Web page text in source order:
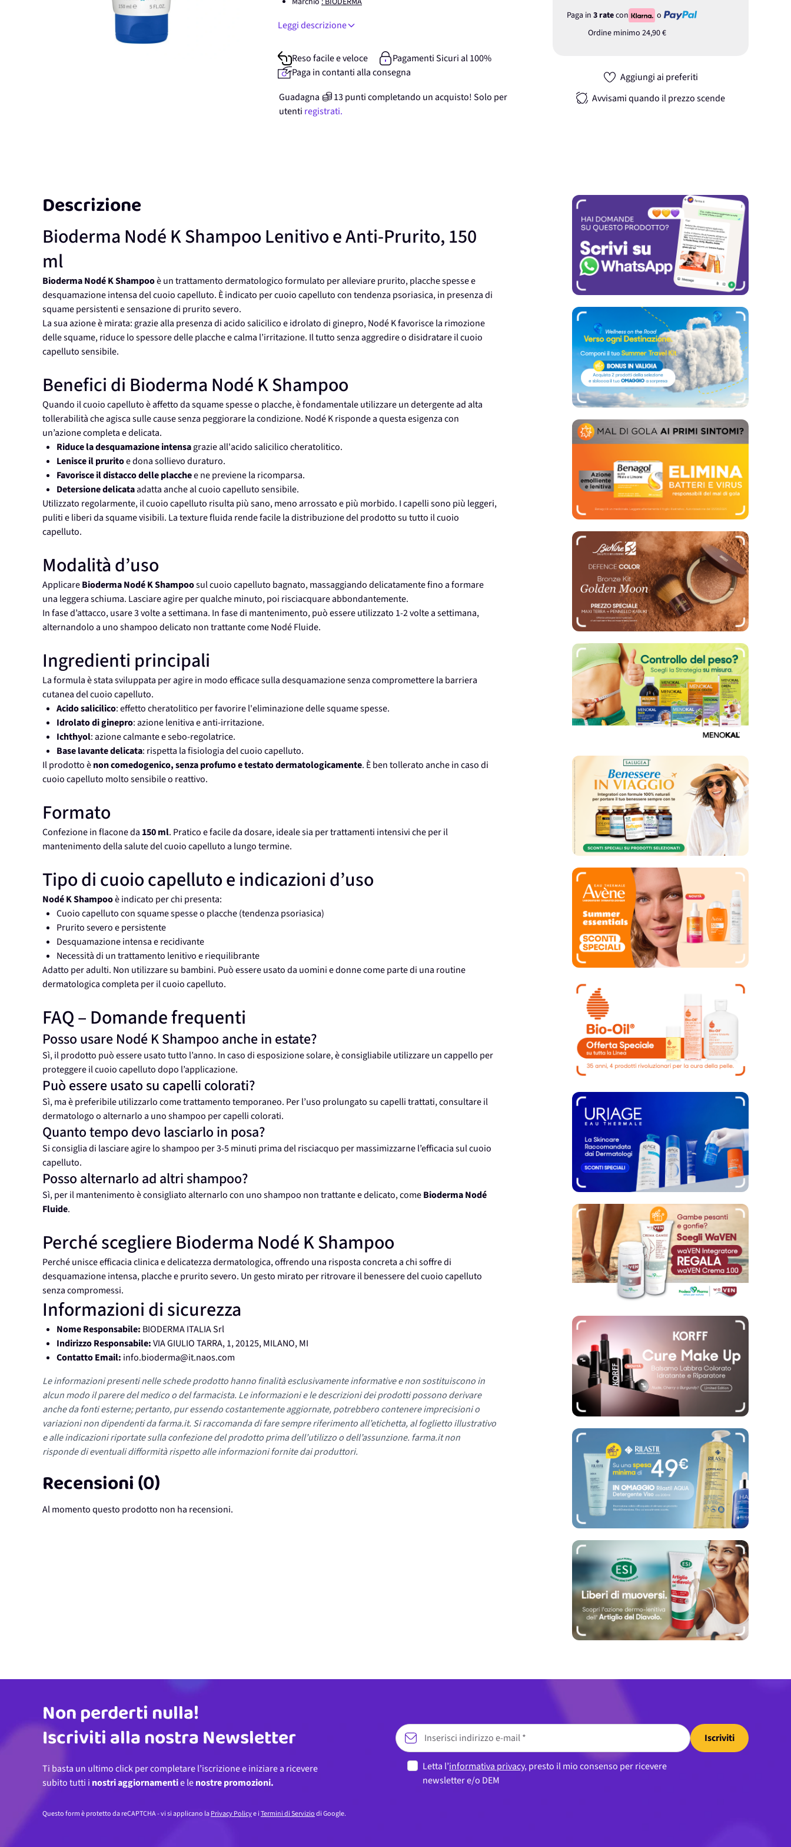
Paga in 3 ratecon
o
Ordine minimo 24,90 €
Aggiungi ai preferiti
Avvisami quando il prezzo scende
Leggi descrizione
Reso facile e veloce
Pagamenti Sicuri al 100%
Paga in contanti alla consegna
Guadagna
13punticompletando un acquisto! Solo per
utenti registrati.
Descrizione
Bioderma Nodé K Shampoo Lenitivo e Anti-Prurito, 150
ml
Bioderma Nodé K Shampooè un trattamento dermatologico formulato per alleviare prurito, placche spesse e
desquamazione intensa del cuoio capelluto. È indicato per cuoio capelluto con tendenza psoriasica, in presenza di
squame persistenti e sensazione di prurito severo.
La sua azione è mirata: grazie alla presenza di acido salicilico e idrolato di ginepro, Nodé K favorisce la rimozione
delle squame, riduce lo spessore delle placche e calma l’irritazione. Il tutto senza aggredire o disidratare il cuoio
capelluto sensibile.
Benefici di Bioderma Nodé K Shampoo
Quando il cuoio capelluto è affetto da squame spesse o placche, è fondamentale utilizzare un detergente ad alta
tollerabilità che agisca sulle cause senza peggiorare la condizione. Nodé K risponde a questa esigenza con
un’azione completa e delicata.
Riduce la desquamazione intensagrazie all'acido salicilico cheratolitico.
Lenisce il pruritoe dona sollievo duraturo.
Favorisce il distacco delle placchee ne previene la ricomparsa.
Detersione delicataadatta anche al cuoio capelluto sensibile.
Utilizzato regolarmente, il cuoio capelluto risulta più sano, meno arrossato e più morbido. I capelli sono più leggeri,
puliti e liberi da squame visibili. La texture fluida rende facile la distribuzione del prodotto su tutto il cuoio
capelluto.
Modalità d’uso
ApplicareBioderma Nodé K Shampoosul cuoio capelluto bagnato, massaggiando delicatamente fino a formare
una leggera schiuma. Lasciare agire per qualche minuto, poi risciacquare abbondantemente.
In fase d’attacco, usare 3 volte a settimana. In fase di mantenimento, può essere utilizzato 1-2 volte a settimana,
alternandolo a uno shampoo delicato non trattante come Nodé Fluide.
Ingredienti principali
La formula è stata sviluppata per agire in modo efficace sulla desquamazione senza compromettere la barriera
cutanea del cuoio capelluto.
Acido salicilico: effetto cheratolitico per favorire l'eliminazione delle squame spesse.
Idrolato di ginepro: azione lenitiva e anti-irritazione.
Ichthyol: azione calmante e sebo-regolatrice.
Base lavante delicata: rispetta la fisiologia del cuoio capelluto.
Il prodotto ènon comedogenico, senza profumo e testato dermatologicamente. È ben tollerato anche in caso di
cuoio capelluto molto sensibile o reattivo.
Formato
Confezione in flacone da 150 ml. Pratico e facile da dosare, ideale sia per trattamenti intensivi che per il
mantenimento della salute del cuoio capelluto a lungo termine.
Tipo di cuoio capelluto e indicazioni d’uso
Nodé K Shampooè indicato per chi presenta:
Cuoio capelluto con squame spesse o placche (tendenza psoriasica)
Prurito severo e persistente
Desquamazione intensa e recidivante
Necessità di un trattamento lenitivo e riequilibrante
Adatto per adulti. Non utilizzare su bambini. Può essere usato da uomini e donne come parte di una routine
dermatologica completa per il cuoio capelluto.
FAQ – Domande frequenti
Posso usare Nodé K Shampoo anche in estate?
Sì, il prodotto può essere usato tutto l’anno. In caso di esposizione solare, è consigliabile utilizzare un cappello per
proteggere il cuoio capelluto dopo l’applicazione.
Può essere usato su capelli colorati?
Sì, ma è preferibile utilizzarlo come trattamento temporaneo. Per l’uso prolungato su capelli trattati, consultare il
dermatologo o alternarlo a uno shampoo per capelli colorati.
Quanto tempo devo lasciarlo in posa?
Si consiglia di lasciare agire lo shampoo per 3-5 minuti prima del risciacquo per massimizzarne l’efficacia sul cuoio
capelluto.
Posso alternarlo ad altri shampoo?
Sì, per il mantenimento è consigliato alternarlo con uno shampoo non trattante e delicato, comeBioderma Nodé
Fluide.
Perché scegliere Bioderma Nodé K Shampoo
Perché unisce efficacia clinica e delicatezza dermatologica, offrendo una risposta concreta a chi soffre di
desquamazione intensa, placche e prurito severo. Un gesto mirato per ritrovare il benessere del cuoio capelluto
senza compromessi.
Informazioni di sicurezza
Nome Responsabile: BIODERMA ITALIA Srl
Indirizzo Responsabile:VIA GIULIO TARRA, 1, 20125, MILANO, MI
Contatto Email: info.bioderma@it.naos.com
Le informazioni presenti nelle schede prodotto hanno finalità esclusivamente informative e non sostituiscono in
alcun modo il parere del medico o del farmacista. Le informazioni e le descrizioni dei prodotti possono derivare
anche da fonti esterne; pertanto, pur essendo costantemente aggiornate, potrebbero contenere imprecisioni o
variazioni non dipendenti da farma.it. Si raccomanda di fare sempre riferimento all’etichetta, al foglietto illustrativo
e alle indicazioni riportate sulla confezione del prodotto prima dell’utilizzo o dell’assunzione. farma.it non
risponde di eventuali difformità rispetto alle informazioni fornite dai produttori.
Recensioni (0)
Al momento questo prodotto non ha recensioni.
Indirizzo email
Non perderti nulla!
Iscriviti alla nostra Newsletter
Ti basta un ultimo click per completare l’iscrizione e iniziare a ricevere
subito tutti i nostri aggiornamentie lenostre promozioni.
Iscriviti
Letta l’informativa privacy, presto il mio consenso per ricevere
newsletter e/o DEM
Questo form è protetto da reCAPTCHA - vi si applicano laPrivacy Policye iTermini di Serviziodi Google.